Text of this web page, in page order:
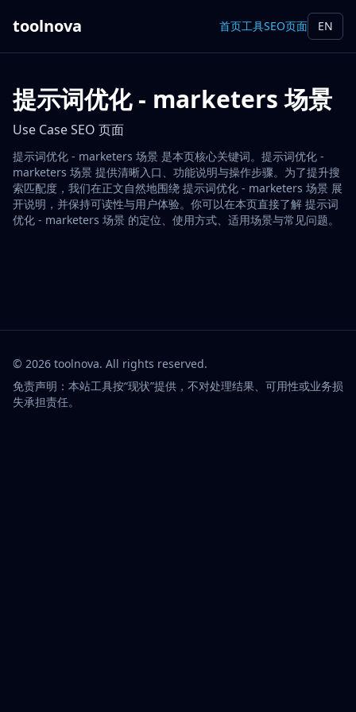
toolnova 首页工具SEO页面 EN
提示词优化 - marketers 场景
Use Case SEO 页面
提示词优化 - marketers 场景 是本页核心关键词。提示词优化 -
marketers 场景 提供清晰入口、功能说明与操作步骤。为了提升搜
索匹配度，我们在正文自然地围绕 提示词优化 - marketers 场景 展
开说明，并保持可读性与用户体验。你可以在本页直接了解 提示词
优化 - marketers 场景 的定位、使用方式、适用场景与常见问题。
© 2026 toolnova. All rights reserved.
免责声明：本站工具按“现状”提供，不对处理结果、可用性或业务损
失承担责任。